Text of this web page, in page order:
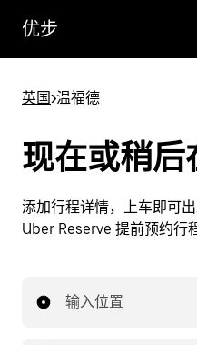
优步
英国>温福德
现在或稍后
添加行程详情，上车即可
Uber Reserve 提前预约行
输入位置